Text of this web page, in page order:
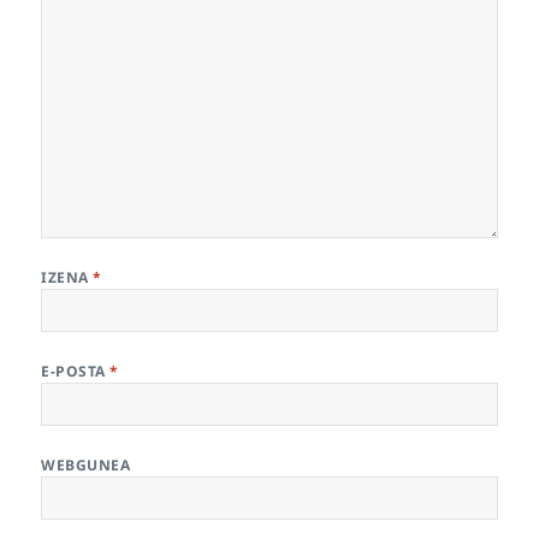
IZENA*
E-POSTA*
WEBGUNEA